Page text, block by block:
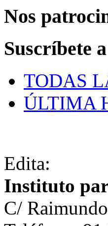
Nos
Suscríbete
TODAS
ÚLTIMA
Edita:
Instituto
C/